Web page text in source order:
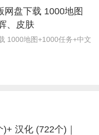
盘下载 1000地图
、皮肤
1000地图+1000任务+中文
汉化 (722个)｜